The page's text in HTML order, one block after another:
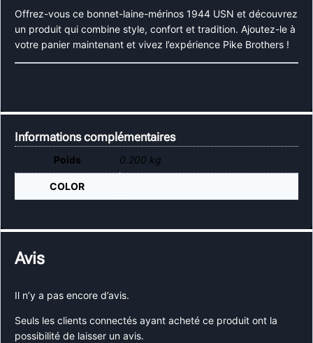
Offrez-vous ce bonnet-laine-mérinos 1944 USN et découvrez
un produit qui combine style, confort et tradition. Ajoutez-le à
votre panier maintenant et vivez l’expérience Pike Brothers !
Informations complémentaires
Poids 0.200 kg
COLOR
Avis
Il n’y a pas encore d’avis.
Seuls les clients connectés ayant acheté ce produit ont la
possibilité de laisser un avis.